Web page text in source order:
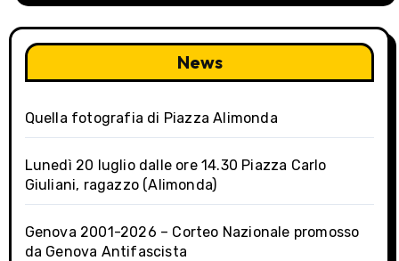
a
t
i
o
n
News
Quella fotografia di Piazza Alimonda
Lunedì 20 luglio dalle ore 14.30 Piazza Carlo
Giuliani, ragazzo (Alimonda)
Genova 2001-2026 – Corteo Nazionale promosso
da Genova Antifascista